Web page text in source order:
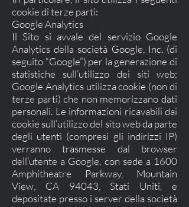
cookie di terze parti:
Google Analytics
Il Sito si avvale del servizio Google
Analytics della società Google, Inc. (di
seguito “Google”) per la generazione di
statistiche sull’utilizzo dei siti web;
Google Analytics utilizza cookie (non di
terze parti) che non memorizzano dati
personali. Le informazioni ricavabili dai
cookie sull’utilizzo del sito web da parte
degli utenti (compresi gli indirizzi IP)
verranno trasmesse dal browser
dell’utente a Google, con sede a 1600
Amphitheatre Parkway, Mountain
View, CA 94043, Stati Uniti, e
depositate presso i server della società